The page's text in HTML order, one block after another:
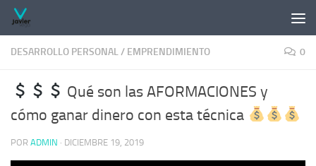
Saltar al contenido
DESARROLLO PERSONAL/ EMPRENDIMIENTO 0
Qué son las AFORMACIONES y
cómo ganar dinero con esta técnica
POR ADMIN · DICIEMBRE 19, 2019